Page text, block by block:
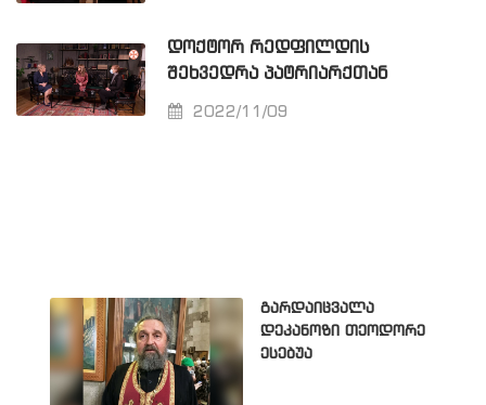
ᲓᲝᲥᲢᲝᲠ ᲠᲔᲓᲤᲘᲚᲓᲘᲡ
ᲨᲔᲮᲕᲔᲓᲠᲐ ᲞᲐᲢᲠᲘᲐᲠᲥᲗᲐᲜ
2022/11/09
გარდაიცვალა
დეკანოზი თეოდორე
ესებუა